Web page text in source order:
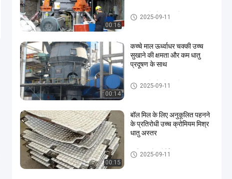
00:16
अयस्क पीसने की चक्की
2025-09-11
00:14
कच्चे माल ऊर्ध्वाधर चक्की उच्च
सुखाने की क्षमता और कम धातु
प्रदूषण के साथ
अयस्क पीसने की चक्की
2025-09-11
00:15
बॉल मिल के लिए अनुकूलित पहनने
के प्रतिरोधी उच्च क्रोमियम मिश्र
धातु अस्तर
कास्टिंग और फोर्जिंग
2025-09-11